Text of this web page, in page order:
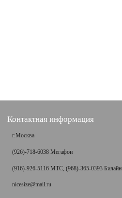
Контактная информация
г.Москва
(926)-718-6038 Мегафон
(916)-926-5116 МТС, (968)-365-0393 Билайн
nicesize@mail.ru